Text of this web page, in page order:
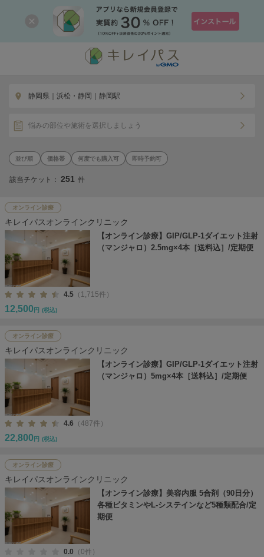
静岡県｜浜松・静岡｜静岡駅
悩みの部位や施術を選択しましょう
価格帯 何度でも購入可 即時予約可
該当チケット： 251 件
オンライン診療
キレイパスオンラインクリニック
【オンライン診療】GIP/GLP-1ダイエット注射
（マンジャロ）2.5mg×4本［送料込］/定期便
4.5 （1,715件）
12,500 円 (税込)
オンライン診療
キレイパスオンラインクリニック
【オンライン診療】GIP/GLP-1ダイエット注射
（マンジャロ）5mg×4本［送料込］/定期便
4.6 （487件）
22,800 円 (税込)
オンライン診療
キレイパスオンラインクリニック
【オンライン診療】美容内服 5合剤（90日分）
各種ビタミンやL-システインなど5種類配合/定
期便
0.0 （0件）